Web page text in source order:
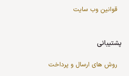
قوانین وب سایت
پشتیبانی
روش های ارسال و پرداخت